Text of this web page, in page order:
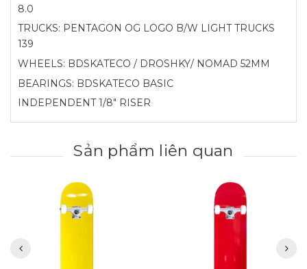
8.0
TRUCKS: PENTAGON OG LOGO B/W LIGHT TRUCKS
139
WHEELS: BDSKATECO / DROSHKY/ NOMAD 52MM
BEARINGS: BDSKATECO BASIC
INDEPENDENT 1/8" RISER
Sản phẩm liên quan